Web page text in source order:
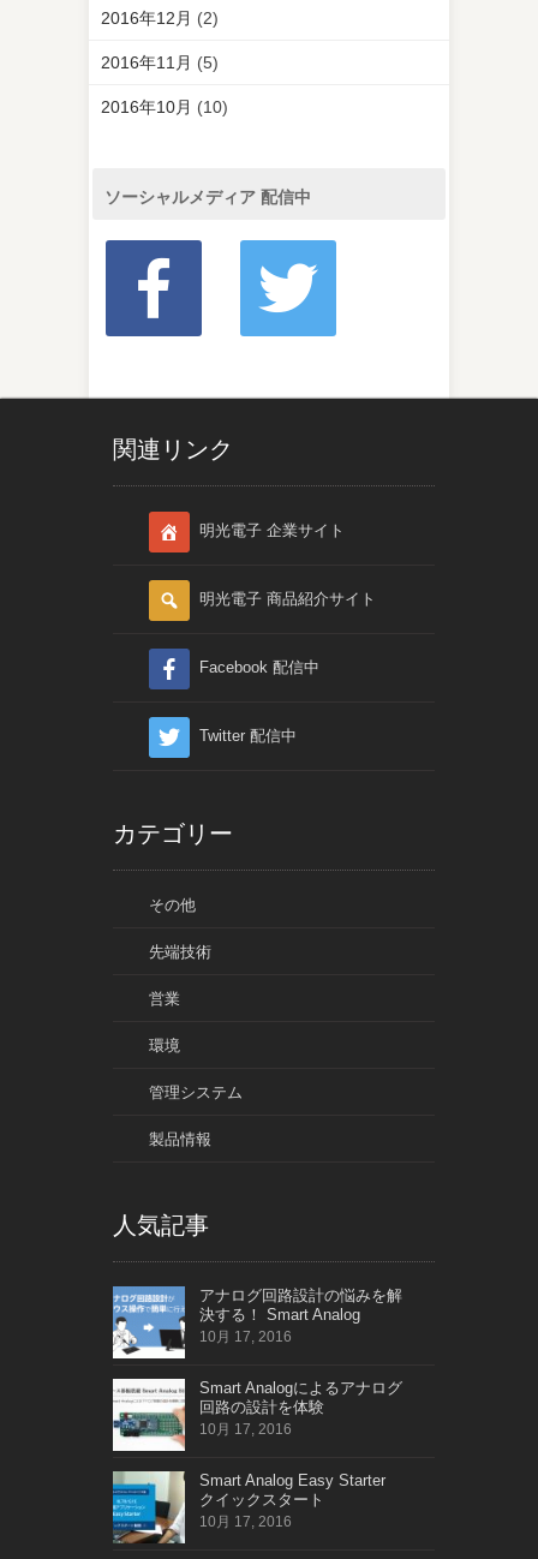
2016年12月 (2)
2016年11月 (5)
2016年10月 (10)
ソーシャルメディア 配信中
関連リンク
明光電子 企業サイト
明光電子 商品紹介サイト
Facebook 配信中
Twitter 配信中
カテゴリー
その他
先端技術
営業
環境
管理システム
製品情報
人気記事
アナログ回路設計の悩みを解
決する！ Smart Analog
10月 17, 2016
Smart Analogによるアナログ
回路の設計を体験
10月 17, 2016
Smart Analog Easy Starter
クイックスタート
10月 17, 2016